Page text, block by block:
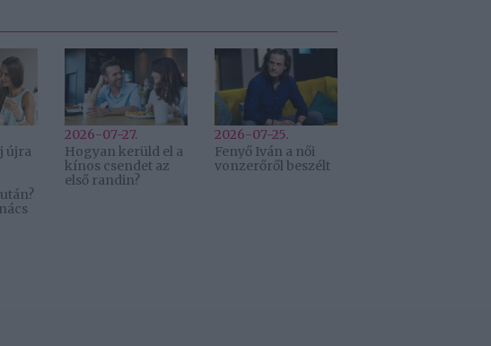
újra
2026-07-27.
Hogyan kerüld el a
kínos csendet az
első randin?
2026-07-25.
Fenyő Iván a női
vonzerőről beszélt